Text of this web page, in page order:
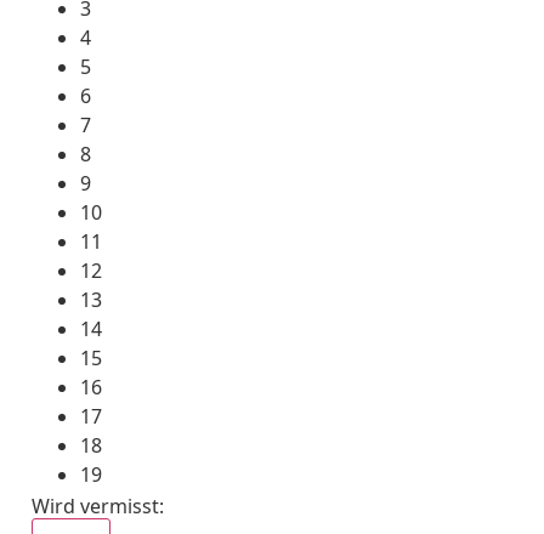
3
4
5
6
7
8
9
10
11
12
13
14
15
16
17
18
19
Wird vermisst: